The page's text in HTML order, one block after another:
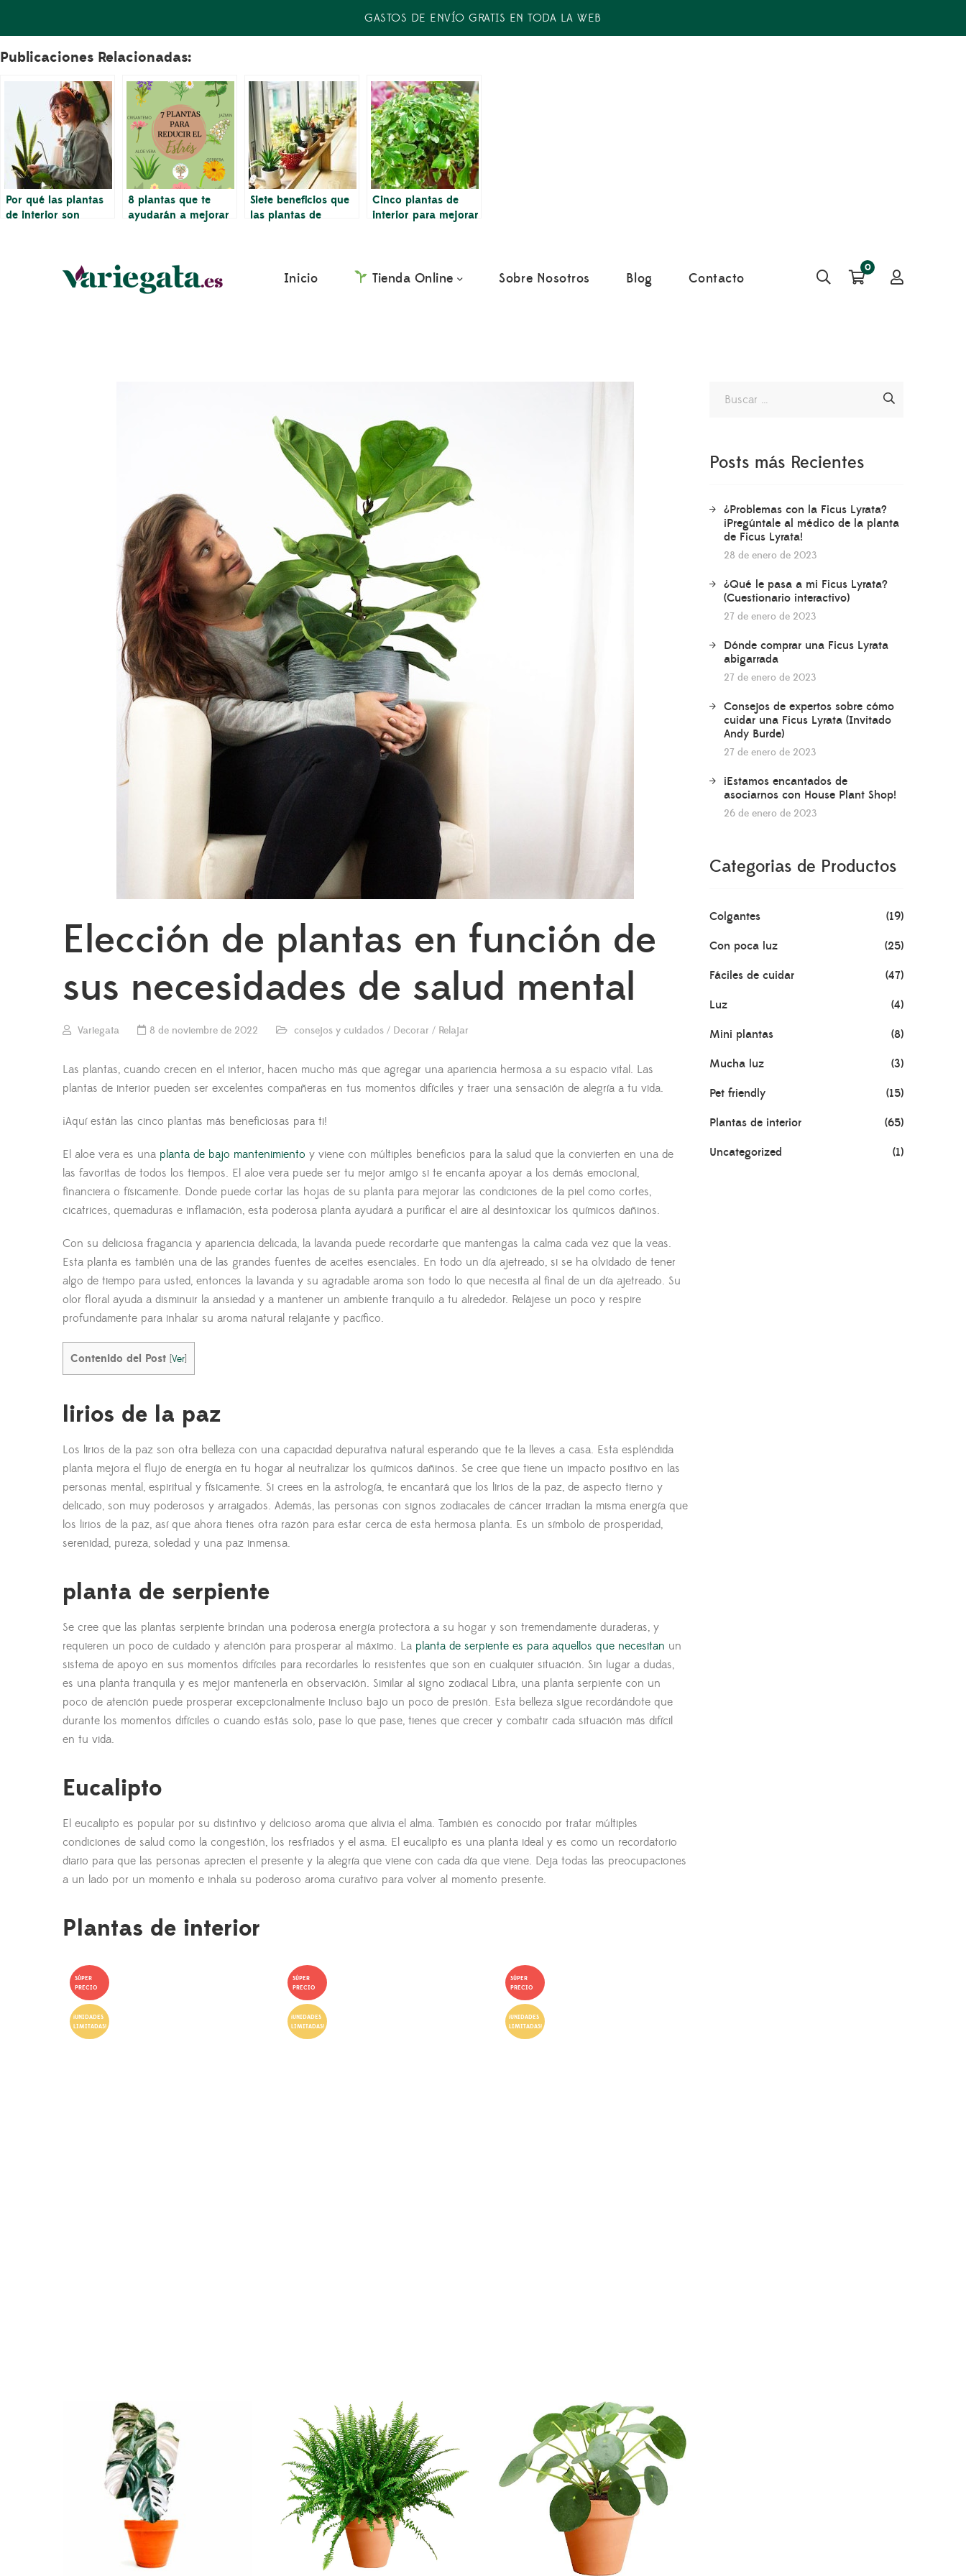
GASTOS DE ENVÍO GRATIS EN TODA LA WEB
Publicaciones Relacionadas:
Por qué las plantas
de interior son
8 plantas que te
ayudarán a mejorar
Siete beneficios que
las plantas de
Cinco plantas de
interior para mejorar
Inicio Tienda Online Sobre Nosotros Blog Contacto
0
Elección de plantas en función de
sus necesidades de salud mental
Variegata 8 de noviembre de 2022 consejos y cuidados / Decorar / Relajar
Las plantas, cuando crecen en el interior, hacen mucho más que agregar una apariencia hermosa a su espacio vital. Las
plantas de interior pueden ser excelentes compañeras en tus momentos difíciles y traer una sensación de alegría a tu vida.
¡Aquí están las cinco plantas más beneficiosas para ti!
El aloe vera es una planta de bajo mantenimiento y viene con múltiples beneficios para la salud que la convierten en una de
las favoritas de todos los tiempos. El aloe vera puede ser tu mejor amigo si te encanta apoyar a los demás emocional,
financiera o físicamente. Donde puede cortar las hojas de su planta para mejorar las condiciones de la piel como cortes,
cicatrices, quemaduras e inflamación, esta poderosa planta ayudará a purificar el aire al desintoxicar los químicos dañinos.
Con su deliciosa fragancia y apariencia delicada, la lavanda puede recordarte que mantengas la calma cada vez que la veas.
Esta planta es también una de las grandes fuentes de aceites esenciales. En todo un día ajetreado, si se ha olvidado de tener
algo de tiempo para usted, entonces la lavanda y su agradable aroma son todo lo que necesita al final de un día ajetreado. Su
olor floral ayuda a disminuir la ansiedad y a mantener un ambiente tranquilo a tu alrededor. Relájese un poco y respire
profundamente para inhalar su aroma natural relajante y pacífico.
Contenido del Post [Ver]
lirios de la paz
Los lirios de la paz son otra belleza con una capacidad depurativa natural esperando que te la lleves a casa. Esta espléndida
planta mejora el flujo de energía en tu hogar al neutralizar los químicos dañinos. Se cree que tiene un impacto positivo en las
personas mental, espiritual y físicamente. Si crees en la astrología, te encantará que los lirios de la paz, de aspecto tierno y
delicado, son muy poderosos y arraigados. Además, las personas con signos zodiacales de cáncer irradian la misma energía que
los lirios de la paz, así que ahora tienes otra razón para estar cerca de esta hermosa planta. Es un símbolo de prosperidad,
serenidad, pureza, soledad y una paz inmensa.
planta de serpiente
Se cree que las plantas serpiente brindan una poderosa energía protectora a su hogar y son tremendamente duraderas, y
requieren un poco de cuidado y atención para prosperar al máximo. La planta de serpiente es para aquellos que necesitan un
sistema de apoyo en sus momentos difíciles para recordarles lo resistentes que son en cualquier situación. Sin lugar a dudas,
es una planta tranquila y es mejor mantenerla en observación. Similar al signo zodiacal Libra, una planta serpiente con un
poco de atención puede prosperar excepcionalmente incluso bajo un poco de presión. Esta belleza sigue recordándote que
durante los momentos difíciles o cuando estás solo, pase lo que pase, tienes que crecer y combatir cada situación más difícil
en tu vida.
Eucalipto
El eucalipto es popular por su distintivo y delicioso aroma que alivia el alma. También es conocido por tratar múltiples
condiciones de salud como la congestión, los resfriados y el asma. El eucalipto es una planta ideal y es como un recordatorio
diario para que las personas aprecien el presente y la alegría que viene con cada día que viene. Deja todas las preocupaciones
a un lado por un momento e inhala su poderoso aroma curativo para volver al momento presente.
Plantas de interior
SÚPER
PRECIO
¡UNIDADES
LIMITADAS!
SÚPER
PRECIO
¡UNIDADES
LIMITADAS!
SÚPER
PRECIO
¡UNIDADES
LIMITADAS!
Posts más Recientes
¿Problemas con la Ficus Lyrata?
¡Pregúntale al médico de la planta
de Ficus Lyrata!
28 de enero de 2023
¿Qué le pasa a mi Ficus Lyrata?
(Cuestionario interactivo)
27 de enero de 2023
Dónde comprar una Ficus Lyrata
abigarrada
27 de enero de 2023
Consejos de expertos sobre cómo
cuidar una Ficus Lyrata (Invitado
Andy Burde)
27 de enero de 2023
¡Estamos encantados de
asociarnos con House Plant Shop!
26 de enero de 2023
Categorias de Productos
Colgantes (19)
Con poca luz (25)
Fáciles de cuidar (47)
Luz (4)
Mini plantas (8)
Mucha luz (3)
Pet friendly (15)
Plantas de interior (65)
Uncategorized (1)